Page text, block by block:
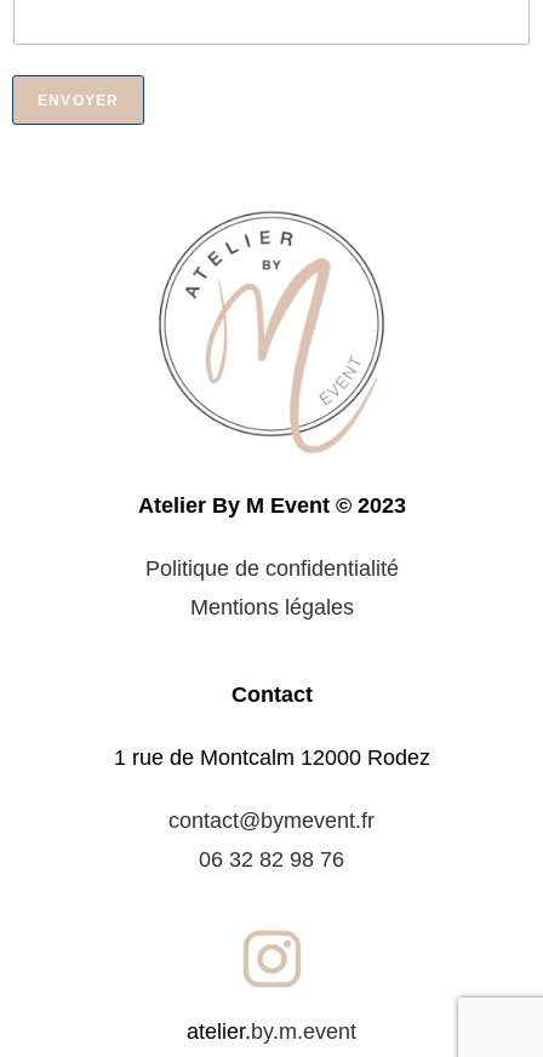
ENVOYER
Atelier By M Event © 2023
Politique de confidentialité
Mentions légales
Contact
1 rue de Montcalm 12000 Rodez
contact@bymevent.fr
06 32 82 98 76
atelier.by.m.event